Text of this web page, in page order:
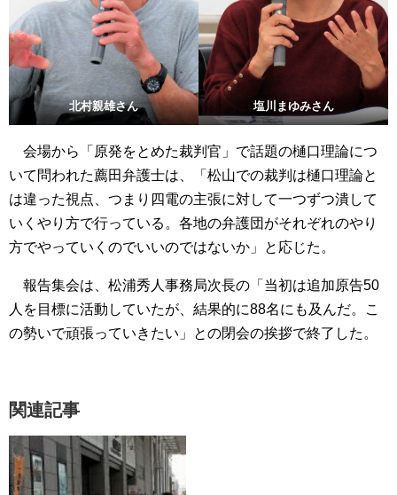
北村親雄さん 塩川まゆみさん
会場から「原発をとめた裁判官」で話題の樋口理論につ
いて問われた薦田弁護士は、「松山での裁判は樋口理論と
は違った視点、つまり四電の主張に対して一つずつ潰して
いくやり方で行っている。各地の弁護団がそれぞれのやり
方でやっていくのでいいのではないか」と応じた。
報告集会は、松浦秀人事務局次長の「当初は追加原告50
人を目標に活動していたが、結果的に88名にも及んだ。こ
の勢いで頑張っていきたい」との閉会の挨拶で終了した。
関連記事